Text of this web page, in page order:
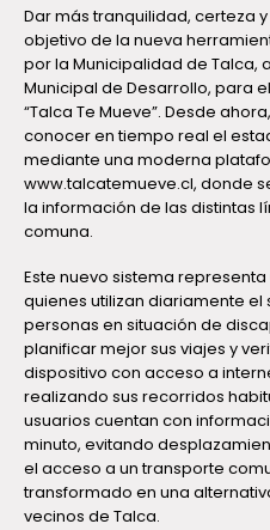
Dar más tranquilidad, certeza
objetivo de la nueva
por la Municipalidad de Talca,
Municipal de Desarrollo, para
“Talca Te Mueve”. Desde
conocer en tiempo real el
mediante una moderna
www.talcatemueve.cl, donde
la información de las distintas
comuna.
Este nuevo sistema
quienes utilizan diariamente
personas en situación de
planificar mejor sus viajes y
dispositivo con acceso a
realizando sus recorridos
usuarios cuentan con
minuto, evitando
el acceso a un transporte
transformado en una
vecinos de Talca.